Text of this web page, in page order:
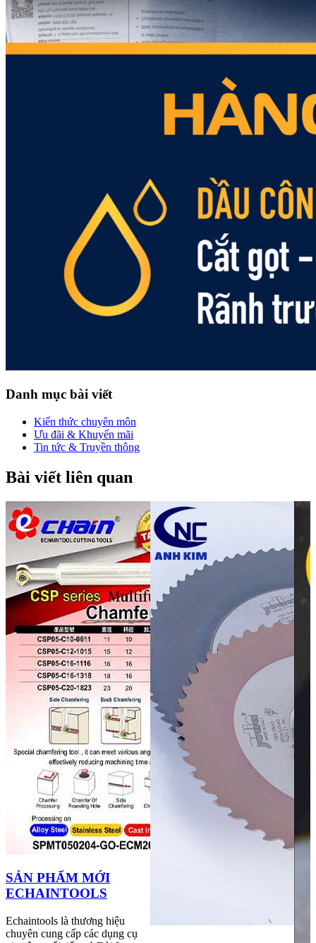
Danh mục bài viết
Kiến thức chuyên môn
Ưu đãi & Khuyến mãi
Tin tức & Truyền thông
Bài viết liên quan
SẢN PHẨM MỚI
ECHAINTOOLS
Echaintools là thương hiệu
chuyên cung cấp các dụng cụ